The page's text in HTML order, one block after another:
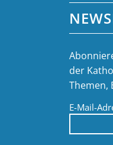
der
Themen,
E-Mail-